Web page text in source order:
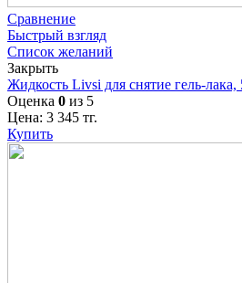
Сравнение
Быстрый взгляд
Список желаний
Закрыть
Жидкость Livsi для снятие гель-лака,
Оценка 0 из 5
Цена: 3 345 тг.
Купить